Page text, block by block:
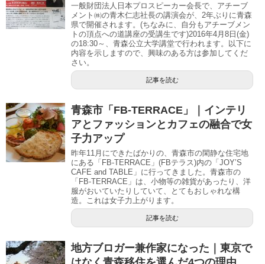
一般財団法人日本プロスピーカー会長で、アチーブ
メント㈱の青木仁志社長の講演会が、2年ぶりに青森
県で開催されます。(ちなみに、自分もアチーブメン
トの頂点への道講座の受講生です)2016年4月8日(金)
の18:30～、青森公立大学講堂で行われます。以下に
内容を示しますので、興味のある方は参加してくだ
さい。
記事を読む
青森市「FB-TERRACE」｜インテリ
アとファッションとカフェの融合で女
子力アップ
昨年11月にできたばかりの、青森市の閑静な住宅地
にある「FB-TERRACE」(FBテラス)内の「JOY’S
CAFE and TABLE」に行ってきました。青森市の
「FB-TERRACE」は、小物等の雑貨があったり、洋
服がおいていたりしていて、とてもおしゃれな構
造。これは女子力上がります。
記事を読む
地方ブロガー兼作家になった｜東京で